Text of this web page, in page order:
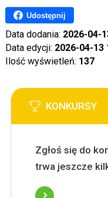
Udostępnij
Data dodania: 2026-04-
Data edycji: 2026-04-13
Ilość wyświetleń: 137
KONKURSY
Zgłoś się do
trwa jeszcze